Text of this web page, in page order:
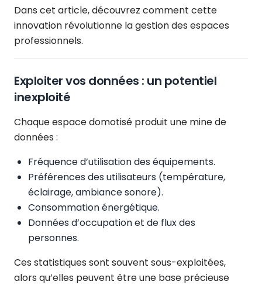
Dans cet article, découvrez comment cette
innovation révolutionne la gestion des espaces
professionnels.
Exploiter vos données : un potentiel
inexploité
Chaque espace domotisé produit une mine de
données :
Fréquence d’utilisation des équipements.
Préférences des utilisateurs (température,
éclairage, ambiance sonore).
Consommation énergétique.
Données d’occupation et de flux des
personnes.
Ces statistiques sont souvent sous-exploitées,
alors qu’elles peuvent être une base précieuse